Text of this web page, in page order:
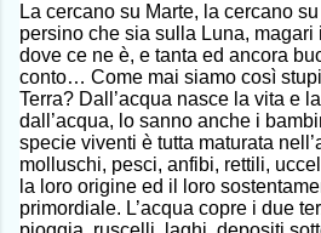
La cercano su Marte, la cercano
persino che sia sulla Luna, magari
dove ce ne è, e tanta ed ancora
conto… Come mai siamo così
Terra? Dall’acqua nasce la vita e
dall’acqua, lo sanno anche i
specie viventi è tutta maturata
molluschi, pesci, anfibi, rettili,
la loro origine ed il loro
primordiale. L’acqua copre i due